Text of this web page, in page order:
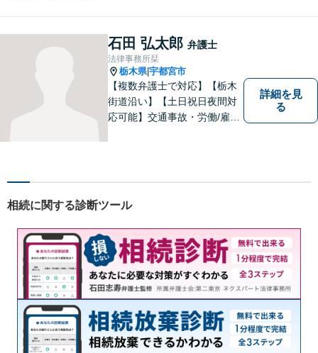
日本労働弁護団（労働者側の
弁護士団体）に所属していま
す。
石田 弘太郎 弁護士
法律事務所栞
栃木県|宇都宮市
【複数弁護士で対応】【栃木
街道沿い】【土日祝日夜間対
応可能】交通事故・労働/雇用
い。
詳細を見
る
相続に関する診断ツール